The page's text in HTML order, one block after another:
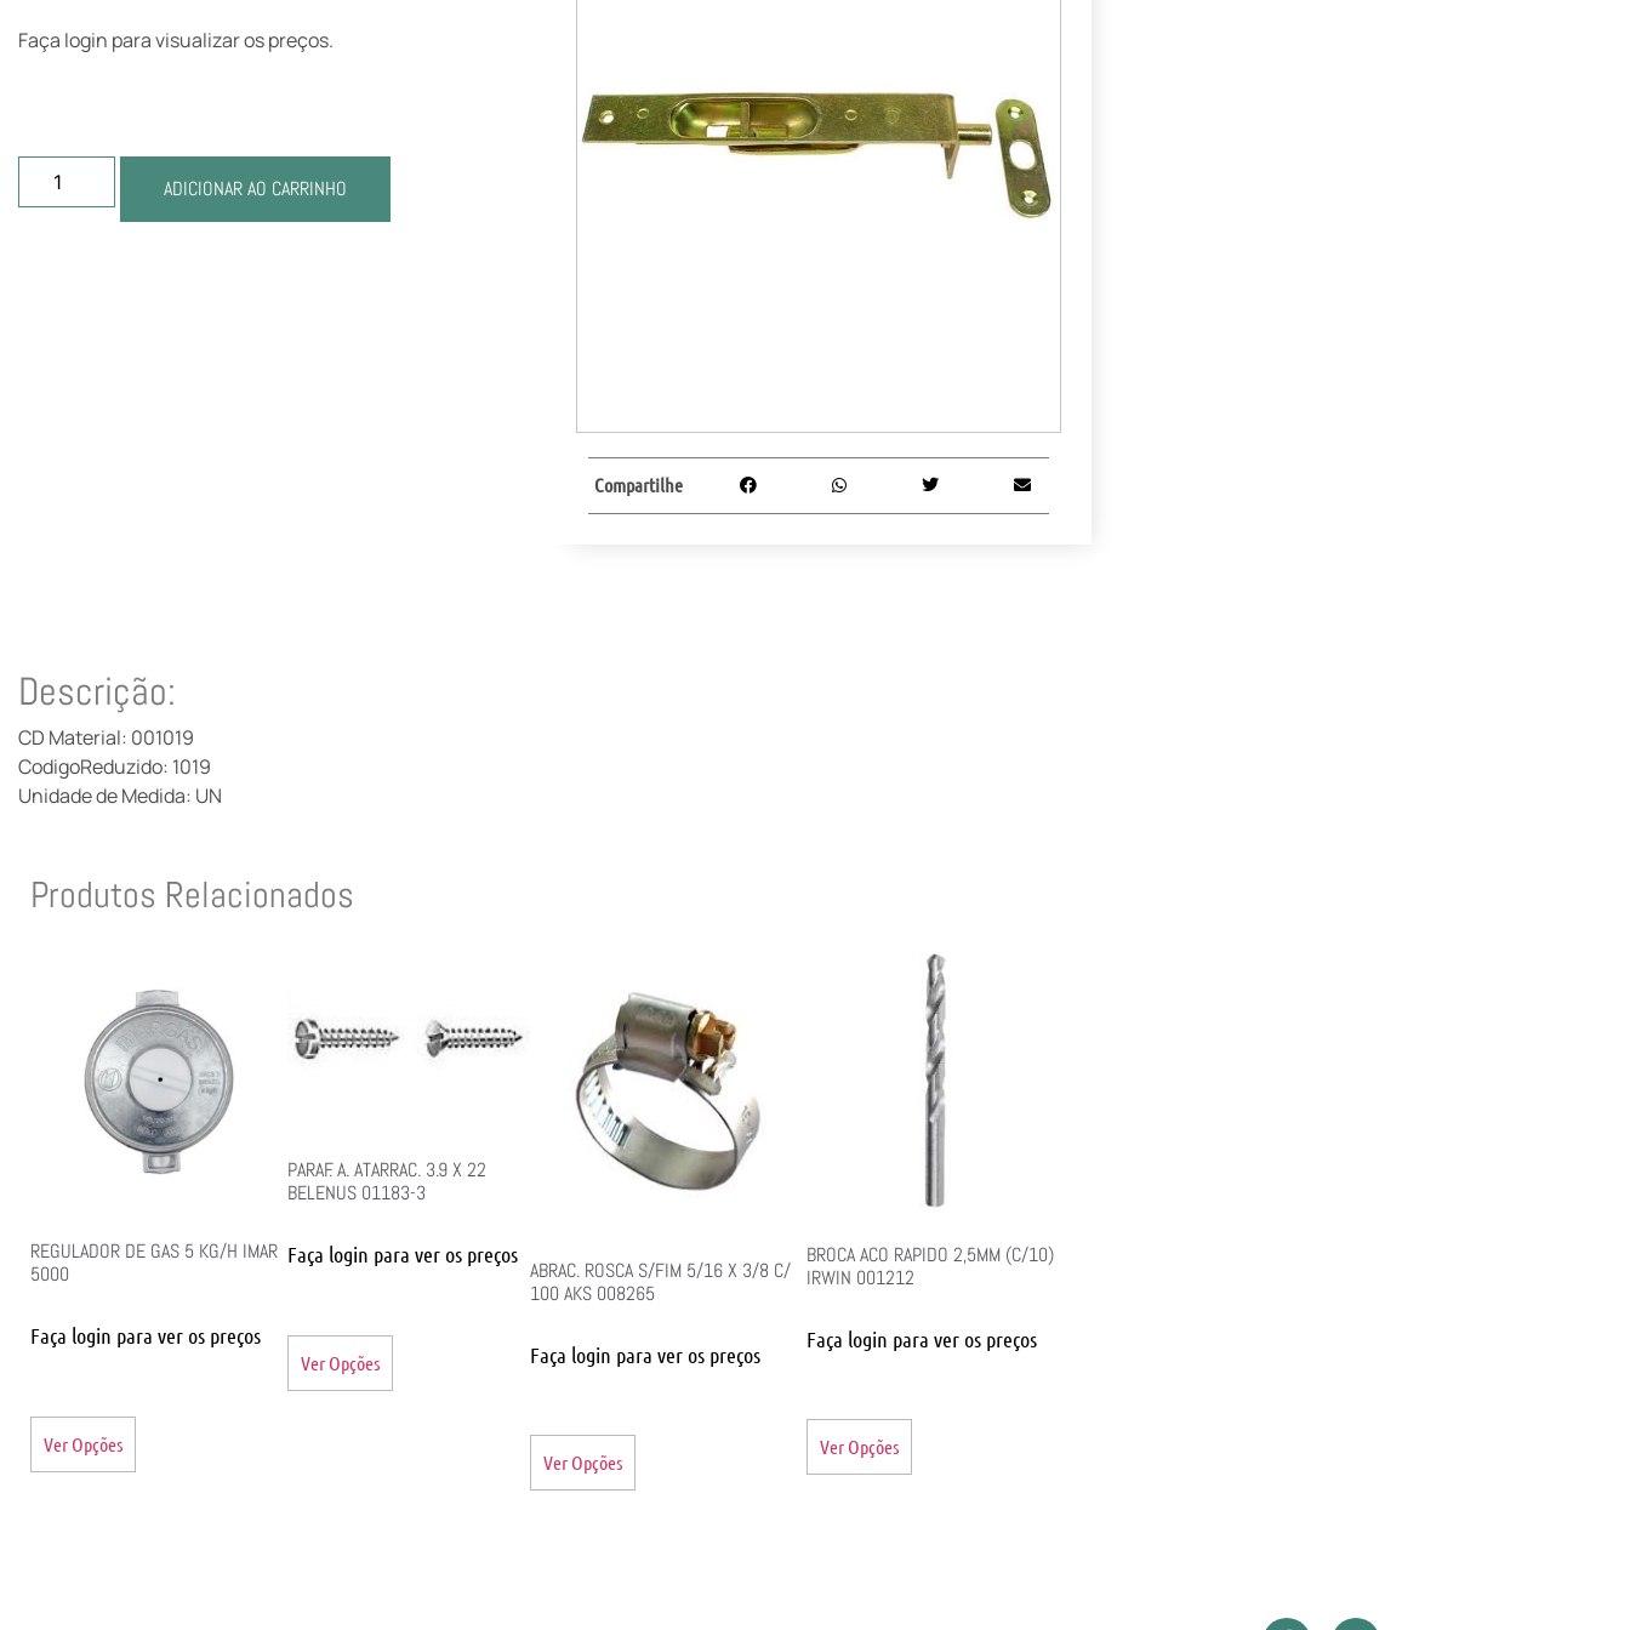
Faça login para visualizar os preços.
ADICIONAR AO CARRINHO
Compartilhe
Descrição:
CD Material: 001019
CodigoReduzido: 1019
Unidade de Medida: UN
Produtos Relacionados
REGULADOR DE GAS 5 KG/H IMAR
5000
Faça login para ver os preços
Ver Opções
PARAF. A. ATARRAC. 3.9 X 22
BELENUS 01183-3
Faça login para ver os preços
Ver Opções
ABRAC. ROSCA S/FIM 5/16 X 3/8 C/
100 AKS 008265
Faça login para ver os preços
Ver Opções
BROCA ACO RAPIDO 2,5MM (C/10)
IRWIN 001212
Faça login para ver os preços
Ver Opções